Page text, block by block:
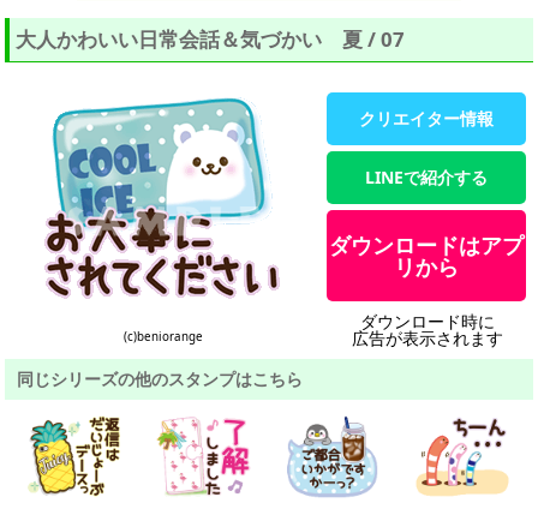
大人かわいい日常会話＆気づかい 夏 / 07
(c)beniorange
クリエイター情報
LINEで紹介する
ダウンロードはアプ
リから
ダウンロード時に
広告が表示されます
同じシリーズの他のスタンプはこちら